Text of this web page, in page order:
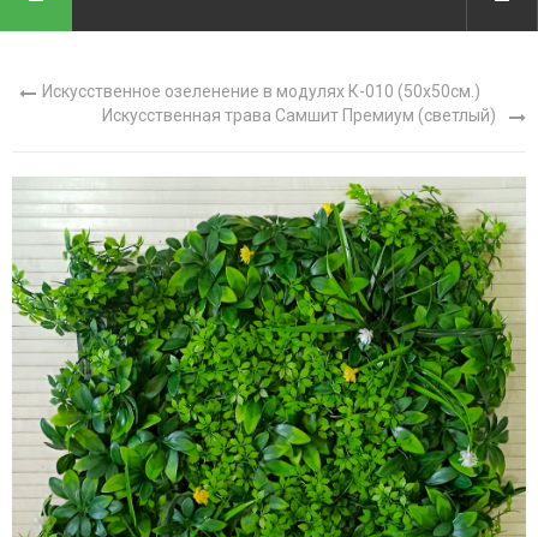
Искусственное озеленение в модулях К-010 (50х50см.)
Искусственная трава Самшит Премиум (светлый)